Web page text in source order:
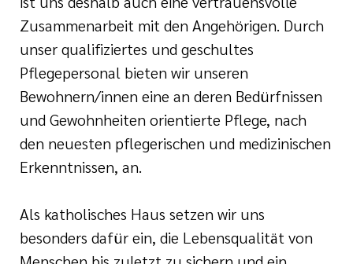
Zusammenarbeit mit den Angehörigen. Durch
unser qualifiziertes und geschultes
Pflegepersonal bieten wir unseren
Bewohnern/innen eine an deren Bedürfnissen
und Gewohnheiten orientierte Pflege, nach
den neuesten pflegerischen und medizinischen
Erkenntnissen, an.
Als katholisches Haus setzen wir uns
besonders dafür ein, die Lebensqualität von